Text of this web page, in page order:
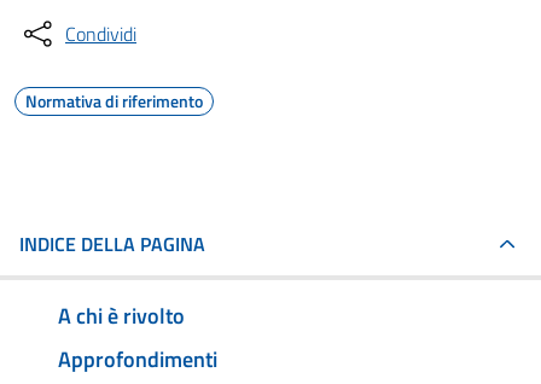
Condividi
Normativa di riferimento
INDICE DELLA PAGINA
A chi è rivolto
Approfondimenti